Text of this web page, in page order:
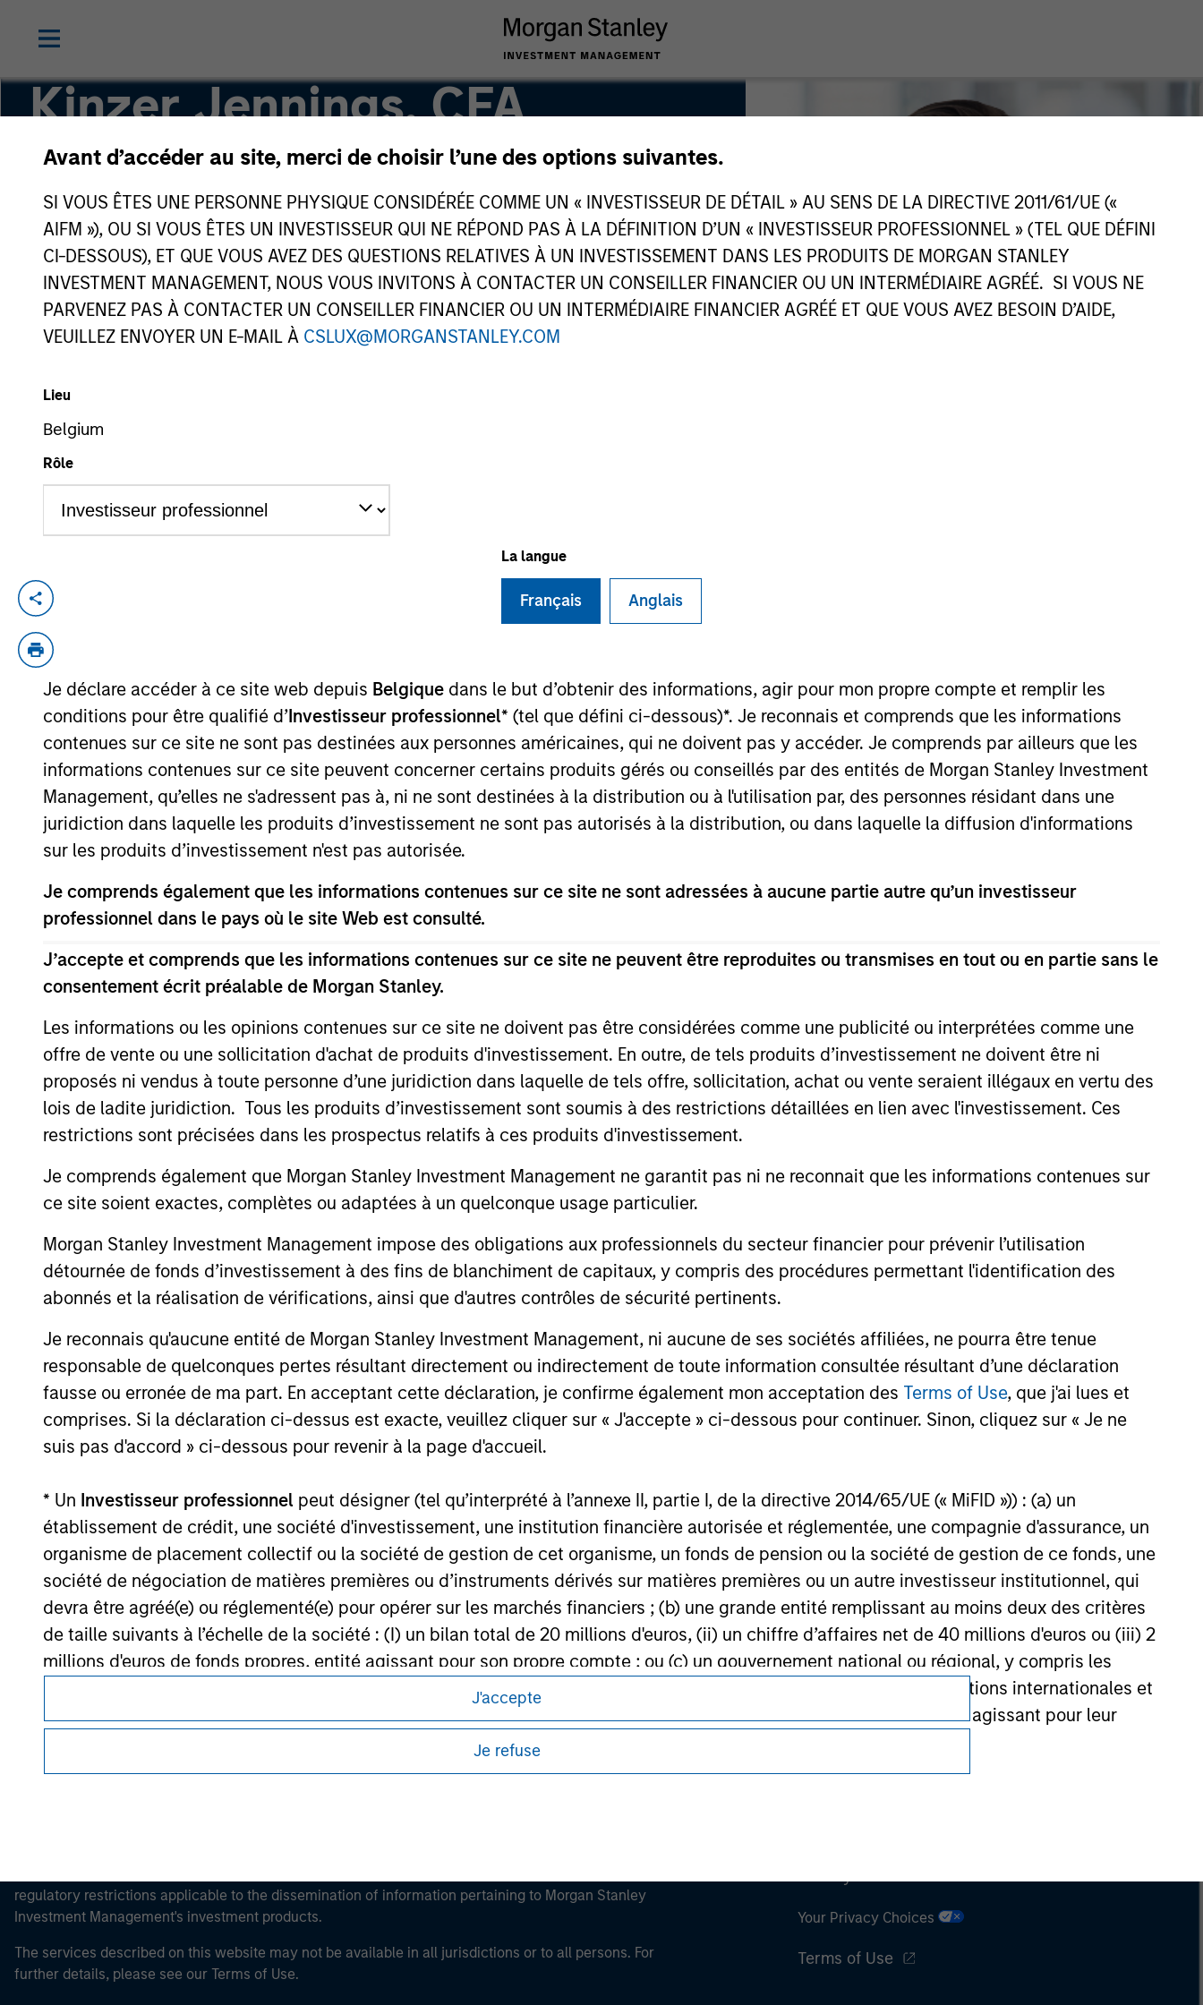
Avant d’accéder au site, merci de choisir l’une des options suivantes.
SI VOUS ÊTES UNE PERSONNE PHYSIQUE CONSIDÉRÉE COMME UN « INVESTISSEUR DE DÉTAIL » AU SENS DE LA DIRECTIVE 2011/61/UE («
AIFM »), OU SI VOUS ÊTES UN INVESTISSEUR QUI NE RÉPOND PAS À LA DÉFINITION D’UN « INVESTISSEUR PROFESSIONNEL » (TEL QUE DÉFINI
CI-DESSOUS), ET QUE VOUS AVEZ DES QUESTIONS RELATIVES À UN INVESTISSEMENT DANS LES PRODUITS DE MORGAN STANLEY
INVESTMENT MANAGEMENT, NOUS VOUS INVITONS À CONTACTER UN CONSEILLER FINANCIER OU UN INTERMÉDIAIRE AGRÉÉ. SI VOUS NE
PARVENEZ PAS À CONTACTER UN CONSEILLER FINANCIER OU UN INTERMÉDIAIRE FINANCIER AGRÉÉ ET QUE VOUS AVEZ BESOIN D’AIDE,
VEUILLEZ ENVOYER UN E-MAIL À CSLUX@MORGANSTANLEY.COM
Lieu
Belgium
Rôle
La langue
Français Anglais
Je déclare accéder à ce site web depuis Belgique dans le but d’obtenir des informations, agir pour mon propre compte et remplir les
conditions pour être qualifié d’Investisseur professionnel* (tel que défini ci-dessous)*. Je reconnais et comprends que les informations
contenues sur ce site ne sont pas destinées aux personnes américaines, qui ne doivent pas y accéder. Je comprends par ailleurs que les
informations contenues sur ce site peuvent concerner certains produits gérés ou conseillés par des entités de Morgan Stanley Investment
Management, qu’elles ne s'adressent pas à, ni ne sont destinées à la distribution ou à l'utilisation par, des personnes résidant dans une
juridiction dans laquelle les produits d’investissement ne sont pas autorisés à la distribution, ou dans laquelle la diffusion d'informations
sur les produits d’investissement n'est pas autorisée.
Je comprends également que les informations contenues sur ce site ne sont adressées à aucune partie autre qu’un investisseur
professionnel dans le pays où le site Web est consulté.
J’accepte et comprends que les informations contenues sur ce site ne peuvent être reproduites ou transmises en tout ou en partie sans le
consentement écrit préalable de Morgan Stanley.
Les informations ou les opinions contenues sur ce site ne doivent pas être considérées comme une publicité ou interprétées comme une
offre de vente ou une sollicitation d'achat de produits d'investissement. En outre, de tels produits d’investissement ne doivent être ni
proposés ni vendus à toute personne d’une juridiction dans laquelle de tels offre, sollicitation, achat ou vente seraient illégaux en vertu des
lois de ladite juridiction. Tous les produits d’investissement sont soumis à des restrictions détaillées en lien avec l'investissement. Ces
restrictions sont précisées dans les prospectus relatifs à ces produits d'investissement.
Je comprends également que Morgan Stanley Investment Management ne garantit pas ni ne reconnait que les informations contenues sur
ce site soient exactes, complètes ou adaptées à un quelconque usage particulier.
Morgan Stanley Investment Management impose des obligations aux professionnels du secteur financier pour prévenir l’utilisation
détournée de fonds d’investissement à des fins de blanchiment de capitaux, y compris des procédures permettant l'identification des
abonnés et la réalisation de vérifications, ainsi que d'autres contrôles de sécurité pertinents.
Je reconnais qu'aucune entité de Morgan Stanley Investment Management, ni aucune de ses sociétés affiliées, ne pourra être tenue
responsable de quelconques pertes résultant directement ou indirectement de toute information consultée résultant d’une déclaration
fausse ou erronée de ma part. En acceptant cette déclaration, je confirme également mon acceptation des Terms of Use, que j'ai lues et
comprises. Si la déclaration ci-dessus est exacte, veuillez cliquer sur « J'accepte » ci-dessous pour continuer. Sinon, cliquez sur « Je ne
suis pas d'accord » ci-dessous pour revenir à la page d'accueil.
* Un Investisseur professionnel peut désigner (tel qu’interprété à l’annexe II, partie I, de la directive 2014/65/UE (« MiFID »)) : (a) un
établissement de crédit, une société d'investissement, une institution financière autorisée et réglementée, une compagnie d'assurance, un
organisme de placement collectif ou la société de gestion de cet organisme, un fonds de pension ou la société de gestion de ce fonds, une
société de négociation de matières premières ou d’instruments dérivés sur matières premières ou un autre investisseur institutionnel, qui
devra être agréé(e) ou réglementé(e) pour opérer sur les marchés financiers ; (b) une grande entité remplissant au moins deux des critères
de taille suivants à l’échelle de la société : (I) un bilan total de 20 millions d'euros, (ii) un chiffre d’affaires net de 40 millions d'euros ou (iii) 2
millions d'euros de fonds propres, entité agissant pour son propre compte ; ou (c) un gouvernement national ou régional, y compris les
organismes publics qui gèrent de la dette publique au niveau national ou régional, les banques centrales, les institutions internationales et
supranationales comme la Banque Mondiale, le FMI, la BCE, la BEI et d'autres organisations internationales similaires agissant pour leur
J'accepte
Je refuse
Kinzer Jennings, CFA
Executive Director
YEARS OF INDUSTRY EXPERIENCE
12 Years
Kinzer Jennings is a Portfolio Manager and the Head of the US Investment Grade Credit Trading team. He joined Morgan Stanley
in 2020. He began his career in the investment industry in 2014. Prior to joining Morgan Stanley, Kinzer worked in distribution
licenses.
Team Insights
Vidéo : La résilience comme
fondement
Retrouvez notre dernière vidéo sur les
marchés obligataires pour un éclairage
marchés ont traversé les incertitudes de
juin, le soutien apporté par la demande de
actifs titrisés, ainsi que les opportunités
que nous identifions dans un contexte de
valorisations serrées et de dispersion
croissante. Cliquez ici pour accéder à la
vidéo complète.
28-JUL-2026
La résilience comme
fondement
Les marchés obligataires ont fait preuve
de résilience en juin, dans un contexte où
banques centrales ont renforcé les
anticipations d’une politique monétaire
volatilité des taux en baisse et l’appétit des
investisseurs pour le rendement ont
soutenu le crédit, les actifs titrisés et la
dette émergente, tandis que des
valorisations tendues font du portage et de
la sélection de titres les principaux
moteurs de performance.
15-JUL-2026
Les actifs risqués font
preuve de résistance
Le mois de mai s’est caractérisé par une
croissance résiliente aux États-Unis et une
révision à la hausse des anticipations de
crédit et des produits titrisés sont restés
solides grâce à une forte demande, malgré
des émissions importantes et des
valorisations tendues, tandis que les
marchés émergents ont évolué de manière
contrastée. Dans un environnement de
valorisations élevées et de dispersion
accrue, la capacité de sélection s’est
révélée déterminante pour la
15-JUN-2026
May not represent all Team Members.
The information on this page is for informational purposes only. The information contained herein does not constitute and should not be construed as an
offering of advisory services or an offer to sell or a solicitation of an offer to buy any securities in any jurisdiction in which such offer or solicitation,
purchase or sale would be unlawful under the securities, insurance or other laws of such jurisdiction.
Please refer to the strategy detail page for important information on the strategy, including additional risk considerations.
Morgan Stanley
Morgan Stanley Careers
regulatory restrictions applicable to the dissemination of information pertaining to Morgan Stanley
Investment Management's investment products.
The services described on this website may not be available in all jurisdictions or to all persons. For
further details, please see our Terms of Use.
Your Privacy Choices
Terms of Use